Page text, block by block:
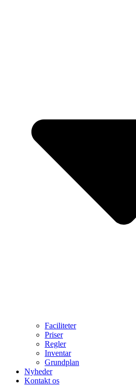
Faciliteter
Priser
Regler
Inventar
Grundplan
Nyheder
Kontakt os